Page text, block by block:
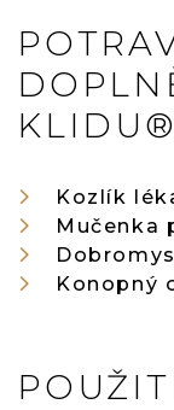
Kozlík
Mučenka
Dobromysl
Konopný